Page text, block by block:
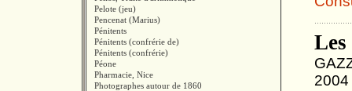
Pelote (jeu)
Pencenat (Marius)
Pénitents
Pénitents (confrérie de)
Pénitents (confrérie)
Péone
Pharmacie, Nice
Photographes autour de 1860
Les
2004